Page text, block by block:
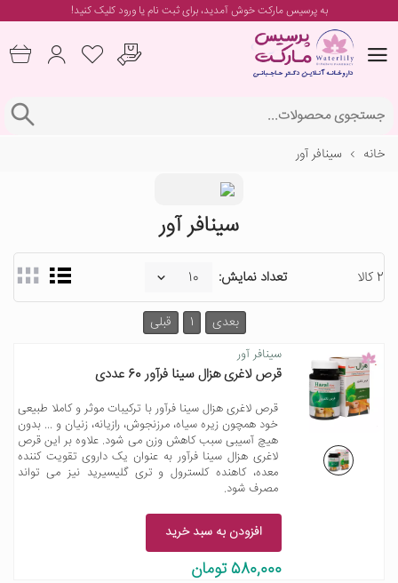
به پرسیس مارکت خوش آمدید، برایثبت نام یا ورودکلیک کنید!
خانه سینافر آور
سینافر آور
2 کالا تعداد نمایش:
قبلی 1 بعدی
سینافر آور
قرص لاغری هزال سینا فرآور 60 عددی
قرص لاغری هزال سینا فرآور با ترکیبات موثر و کاملا طبیعی
خود همچون زیره سیاه، مرزنجوش، رازیانه، زنیان و ... بدون
هیچ آسیبی سبب کاهش وزن می شود. علاوه بر این قرص
لاغری هزال سینا فرآور به عنوان یک داروی تقویت کننده
معده، کاهنده کلسترول و تری گلیسیرید نیز می تواند
مصرف شود.
افزودن به سبد خرید
580,000 تومان